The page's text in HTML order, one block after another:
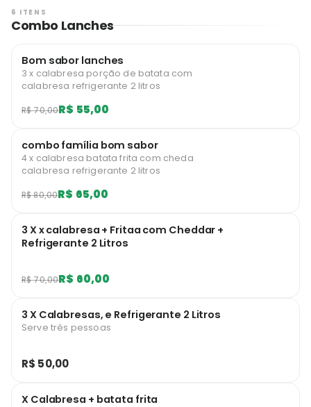
6 ITENS
Combo Lanches
Bom sabor lanches
3 x calabresa porção de batata com
calabresa refrigerante 2 litros
R$ 70,00R$ 55,00
combo família bom sabor
4 x calabresa batata frita com cheda
calabresa refrigerante 2 litros
R$ 80,00R$ 65,00
3 X x calabresa + Fritaa com Cheddar +
Refrigerante 2 Litros
R$ 70,00R$ 60,00
3 X Calabresas, e Refrigerante 2 Litros
Serve três pessoas
R$ 50,00
X Calabresa + batata frita